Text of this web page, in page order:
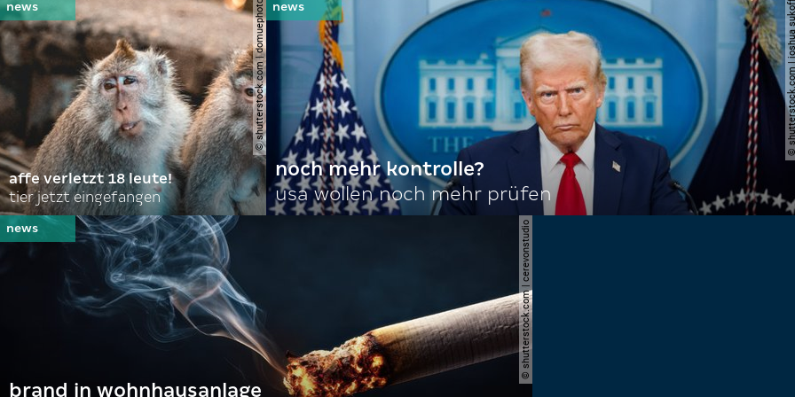
© shutterstock.com | domuephoto
affe verletzt 18 leute!
tier jetzt eingefangen
©
noch mehr kontrolle?
usa wollen noch mehr prüfen
© shutterstock.com | cerevonstudio
brand in wohnhausanlage